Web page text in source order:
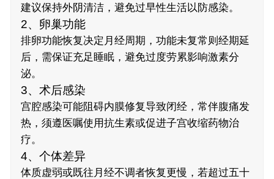
建议保持外阴清洁，避免过早性生活以防感染。
2、卵巢功能
排卵功能恢复决定月经周期，功能未复常则经期延
后，需保证充足睡眠，避免过度劳累影响激素分
泌。
3、术后感染
宫腔感染可能阻碍内膜修复导致闭经，常伴腹痛发
热，须遵医嘱使用抗生素或促进子宫收缩药物治
疗。
4、个体差异
体质虚弱或既往月经不调者恢复更慢，若超过五十